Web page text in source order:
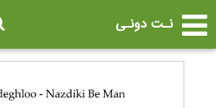
نـت دونـی